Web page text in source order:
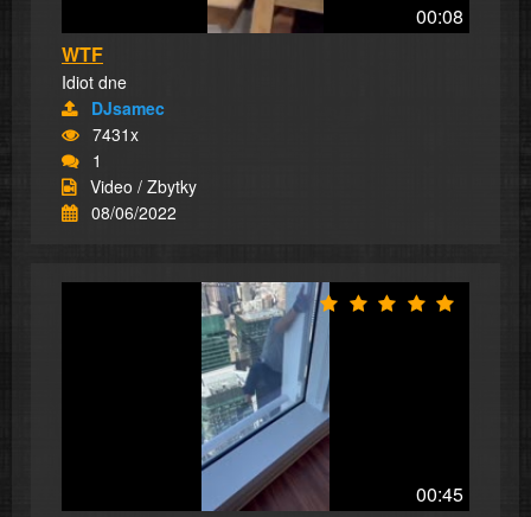
00:08
WTF
Idiot dne
DJsamec
7431x
1
Video / Zbytky
08/06/2022
00:45